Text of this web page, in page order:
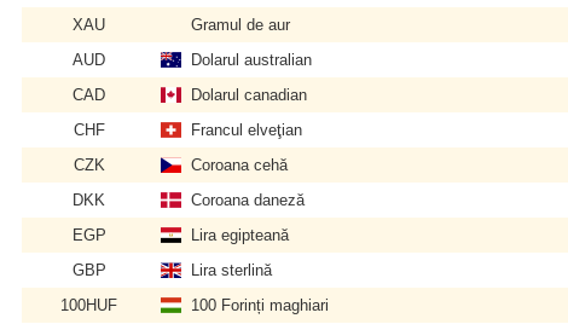
XAU
Gramul de aur
AUD
Dolarul australian
CAD
Dolarul canadian
CHF
Francul elveţian
CZK
Coroana cehă
DKK
Coroana daneză
EGP
Lira egipteană
GBP
Lira sterlină
100HUF
100 Forinți maghiari